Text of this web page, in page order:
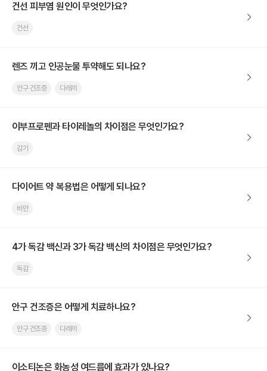
건선 피부염 원인이 무엇인가요?
건선
렌즈 끼고 인공눈물 투약해도 되나요?
안구 건조증 다래끼
이부프로펜과 타이레놀의 차이점은 무엇인가요?
감기
다이어트 약 복용법은 어떻게 되나요?
비만
4가 독감 백신과 3가 독감 백신의 차이점은 무엇인가요?
독감
안구 건조증은 어떻게 치료하나요?
안구 건조증 다래끼
이소티논은 화농성 여드름에 효과가 있나요?